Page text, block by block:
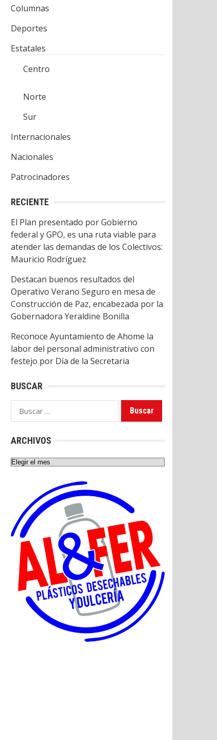
Columnas
Deportes
Estatales
Centro
Norte
Sur
Internacionales
Nacionales
Patrocinadores
RECIENTE
El Plan presentado por Gobierno
federal y GPO, es una ruta viable para
atender las demandas de los Colectivos:
Mauricio Rodríguez
Destacan buenos resultados del
Operativo Verano Seguro en mesa de
Construcción de Paz, encabezada por la
Gobernadora Yeraldine Bonilla
Reconoce Ayuntamiento de Ahome la
labor del personal administrativo con
festejo por Día de la Secretaria
BUSCAR
Buscar:
ARCHIVOS
Archivos